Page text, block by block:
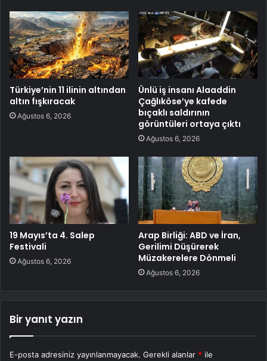
Türkiye’nin 11 ilinin altından
altın fışkıracak
Ağustos 6, 2026
Ünlü iş insanı Alaaddin
Çağlıköse’ye kafede
bıçaklı saldırının
görüntüleri ortaya çıktı
Ağustos 6, 2026
19 Mayıs’ta 4. Salep
Festivali
Ağustos 6, 2026
Arap Birliği: ABD ve İran,
Gerilimi Düşürerek
Müzakerelere Dönmeli
Ağustos 6, 2026
Bir yanıt yazın
E-posta adresiniz yayınlanmayacak. Gerekli alanlar * ile